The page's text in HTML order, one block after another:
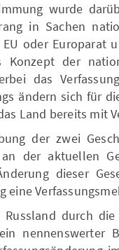
wurde
in Sachen
oder Europarat
Konzept der
das
ändern sich für
Land bereits mit
der zwei
der aktuellen
dieser
eine
Russland durch
nennenswerter